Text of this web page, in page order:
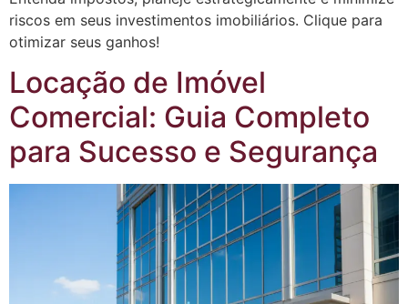
riscos em seus investimentos imobiliários. Clique para
otimizar seus ganhos!
Locação de Imóvel
Comercial: Guia Completo
para Sucesso e Segurança